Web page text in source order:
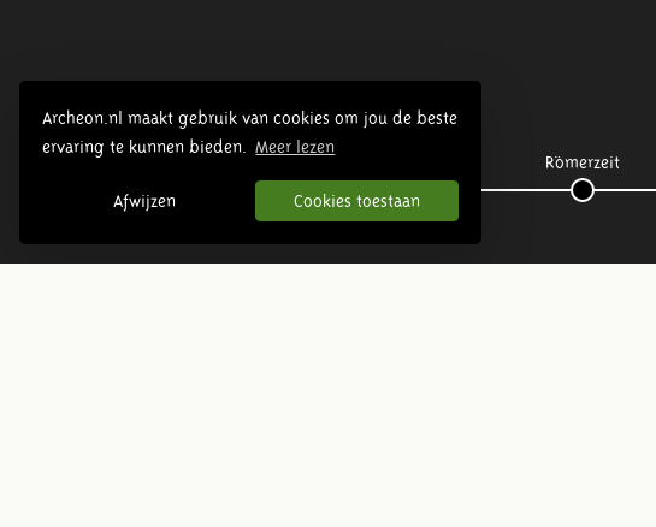
Archeon.nl maakt gebruik van cookies om jou de beste
ervaring te kunnen bieden.
Meer lezen
Afwijzen Cookies toestaan
Römerzeit